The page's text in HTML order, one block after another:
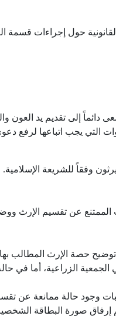
حول إجراءات قسمة
دائماً إلى تقديم يد العون
التي يجب اتباعها لرفع
وفقاً للشريعة الإسلامية.
الممتنع عن تقسيم الإرث
توضيح حصة الإرث المطالب
الزراعية، أما في
وجود حالة ممانعة عن
صورة البطاقة